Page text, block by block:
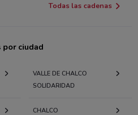
Todas las cadenas
ciudad
VALLE DE CHALCO
SOLIDARIDAD
CHALCO